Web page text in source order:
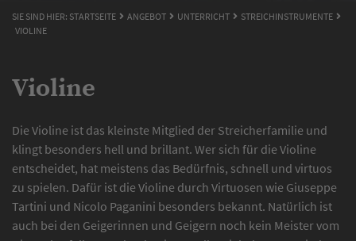
SIE SIND HIER: STARTSEITE ANGEBOT UNTERRICHT
STREICHINSTRUMENTE
VIOLINE
Violine
Die Violine ist das kleinste Mitglied der Streicherfamilie und
klingt besonders hell und brillant. Wer sich für die Violine
entscheidet, hat meistens das Bedürfnis, schnell und virtuos
zu spielen. Dafür ist die Violine durch Virtuosen wie Giuseppe
Tartini und Nicolo Paganini besonders bekannt. Natürlich ist
auch bei den Geigerinnen und Geigern noch kein Meister vom